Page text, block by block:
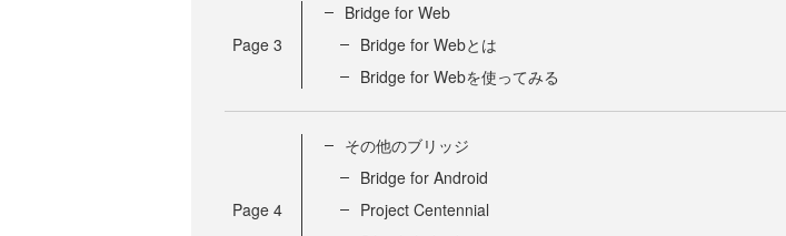
Page 3
Bridge for Web
Bridge for Webとは
Bridge for Webを使ってみる
Page 4
その他のブリッジ
Bridge for Android
Project Centennial